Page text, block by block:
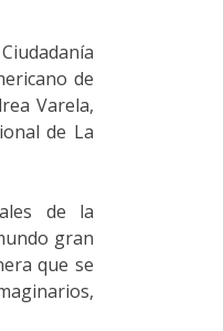
de
Varela,
de La
de la
gran
que se